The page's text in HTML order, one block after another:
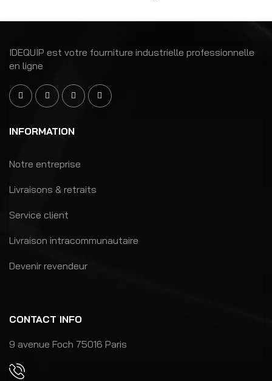
IDEQUIP est votre fourniture industrielle professionnelle
en ligne
INFORMATION
Notre entreprise
Livraisons & retraits
Service client
Livraison intracommunautaire
Devenir revendeur
CONTACT INFO
9 avenue Foch 75016 Paris